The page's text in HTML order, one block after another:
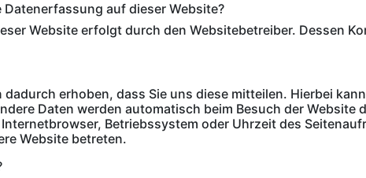
auf dieser Website?
Website erfolgt durch den Websitebetreiber. Dessen
erhoben, dass Sie uns diese mitteilen. Hierbei
Daten werden automatisch beim Besuch der Website
Betriebssystem oder Uhrzeit des
Website betreten.